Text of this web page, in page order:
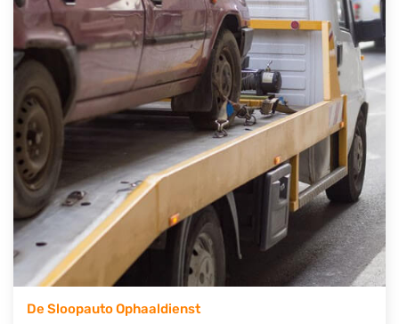
contact op of maak een terugbelafspraak. Wilt u
direct een tweedehands auto onderdelen offerte
aanvragen? Dat kan via de Onderdelenlijn! Vul uw
kenteken in en druk op verzenden.
Wij kunnen u helpen met de inkoop van auto's van
eigenlijk alle merken, zoals Alfa Romeo, Audi, BMW,
Chevrolet, Citroën, Dacia, Fiat, Ford, Honda, Hyundai,
Kia, Mazda, Mercedes Benz, Mitsubishi, Nissan, Opel,
Peugeot, Porsche, Renault, Seat, Skoda, Suzuki, Tesla,
Toyota, Volkswagen en Volvo.
De Sloopauto Ophaaldienst